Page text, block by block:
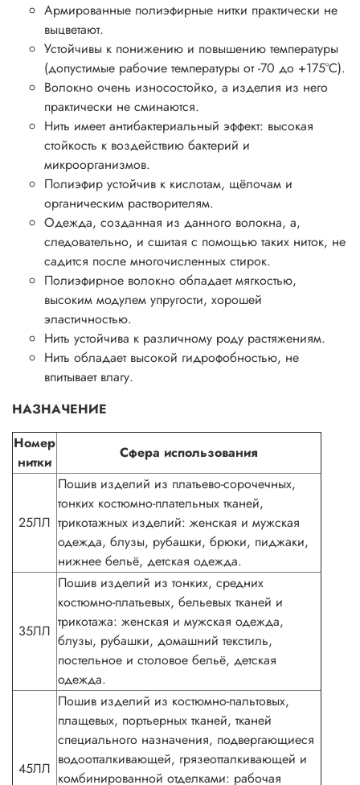
Армированные полиэфирные нитки практически не
выцветают.
Устойчивы к понижению и повышению температуры
(допустимые рабочие температуры от -70 до +175°С).
Волокно очень износостойко, а изделия из него
практически не сминаются.
Нить имеет антибактериальный эффект: высокая
стойкость к воздействию бактерий и
микроорганизмов.
Полиэфир устойчив к кислотам, щёлочам и
органическим растворителям.
Одежда, созданная из данного волокна, а,
следовательно, и сшитая с помощью таких ниток, не
садится после многочисленных стирок.
Полиэфирное волокно обладает мягкостью,
высоким модулем упругости, хорошей
эластичностью.
Нить устойчива к различному роду растяжениям.
Нить обладает высокой гидрофобностью, не
впитывает влагу.
НАЗНАЧЕНИЕ
Номер
нитки
Сфера использования
25ЛЛ
Пошив изделий из платьево-сорочечных,
тонких костюмно-плательных тканей,
трикотажных изделий: женская и мужская
одежда, блузы, рубашки, брюки, пиджаки,
нижнее бельё, детская одежда.
35ЛЛ
Пошив изделий из тонких, средних
костюмно-платьевых, бельевых тканей и
трикотажа: женская и мужская одежда,
блузы, рубашки, домашний текстиль,
постельное и столовое бельё, детская
одежда.
45ЛЛ
Пошив изделий из костюмно-пальтовых,
плащевых, портьерных тканей, тканей
специального назначения, подвергающиеся
водоотталкивающей, грязеотталкивающей и
комбинированной отделками: рабочая